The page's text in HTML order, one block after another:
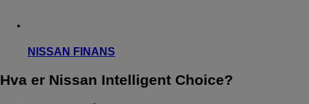
NISSAN FINANS
Hva er Nissan Intelligent Choice?